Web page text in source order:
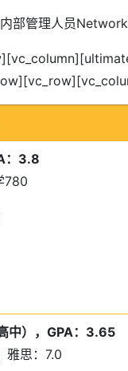
部管理人员
：3.8
780
中），GPA：3.65
雅思：7.0